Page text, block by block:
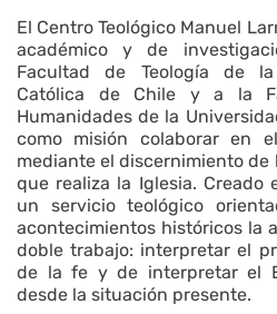
El Centro Teológico Manuel
académico y de
Facultad de Teología de
Católica de Chile y a la
Humanidades de la
como misión colaborar en
mediante el discernimiento de
que realiza la Iglesia. Creado
un servicio teológico
acontecimientos históricos la
doble trabajo: interpretar el
de la fe y de interpretar el
desde la situación presente.